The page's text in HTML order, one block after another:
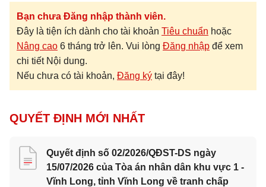
Bạn chưa Đăng nhập thành viên.
Đây là tiện ích dành cho tài khoản Tiêu chuẩn hoặc
Nâng cao 6 tháng trở lên. Vui lòng Đăng nhập để xem
chi tiết Nội dung.
Nếu chưa có tài khoản, Đăng ký tại đây!
QUYẾT ĐỊNH MỚI NHẤT
Quyết định số 02/2026/QĐST-DS ngày
15/07/2026 của Tòa án nhân dân khu vực 1 -
Vĩnh Long, tỉnh Vĩnh Long về tranh chấp